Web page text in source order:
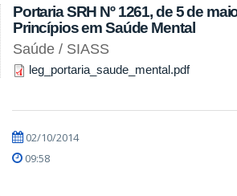
Portaria SRH Nº 1261, de 5 de
Princípios em Saúde Mental
Saúde / SIASS
leg_portaria_saude_mental.pdf
02/10/2014
09:58